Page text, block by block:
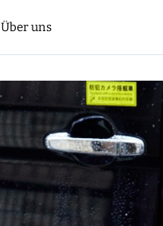
Über uns